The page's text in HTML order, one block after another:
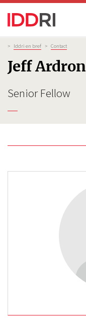
Aller
contenu
Fil
d'Ariane
> Iddri en bref > Contact
Jeff Ardron
Senior Fellow